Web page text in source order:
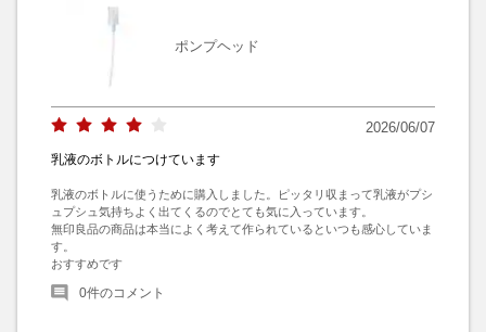
ポンプヘッド
2026/06/07
乳液のボトルにつけています
乳液のボトルに使うために購入しました。ピッタリ収まって乳液がプシ
ュプシュ気持ちよく出てくるのでとても気に入っています。
無印良品の商品は本当によく考えて作られているといつも感心していま
す。
おすすめです
0件のコメント